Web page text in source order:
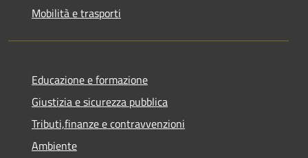
Mobilità e trasporti
Educazione e formazione
Giustizia e sicurezza pubblica
Tributi,finanze e contravvenzioni
Ambiente